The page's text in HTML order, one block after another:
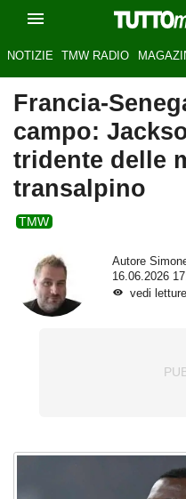
NOTIZIE TMW RADIO
Francia-
campo:
tridente delle
transalpino
TMW
Autore
16.06.2026
vedi letture